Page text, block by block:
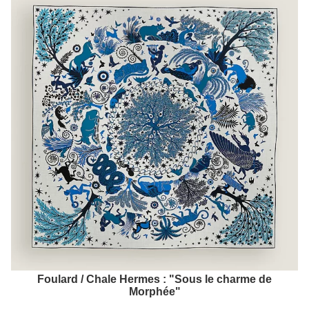
Foulard / Chale Hermes : "Sous le charme de
Morphée"